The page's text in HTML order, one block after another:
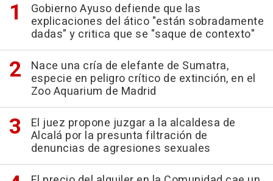
Gobierno Ayuso defiende que las
explicaciones del ático "están sobradamente
dadas" y critica que se "saque de contexto"
Nace una cría de elefante de Sumatra,
especie en peligro crítico de extinción, en el
Zoo Aquarium de Madrid
El juez propone juzgar a la alcaldesa de
Alcalá por la presunta filtración de
denuncias de agresiones sexuales